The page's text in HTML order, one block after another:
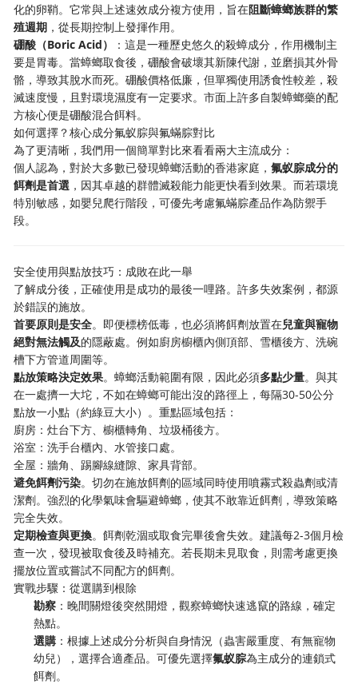
化的卵鞘。它常與上述速效成分複方使用，旨在阻斷蟑螂族群的繁
殖週期 ，從長期控制上發揮作用。
硼酸（Boric Acid）
：這是一種歷史悠久的殺蟑成分，作用機制主
要是胃毒。當蟑螂取食後，硼酸會破壞其新陳代謝，並磨損其外骨
骼，導致其脫水而死。硼酸價格低廉，但單獨使用誘食性較差，殺
滅速度慢，且對環境濕度有一定要求。市面上許多自製蟑螂藥的配
方核心便是硼酸混合餌料。
如何選擇？核心成分氟蚁腙與氟蟎腙對比
為了更清晰，我們用一個簡單對比來看看兩大主流成分：
個人認為，對於大多數已發現蟑螂活動的香港家庭，氟蚁腙成分的
餌劑是首選 ，因其卓越的群體滅殺能力能更快看到效果。而若環境
特別敏感，如嬰兒爬行階段，可優先考慮氟蟎腙產品作為防禦手
段。
安全使用與點放技巧：成敗在此一舉
了解成分後，正確使用是成功的最後一哩路。許多失效案例，都源
於錯誤的施放。
首要原則是安全。即便標榜低毒，也必須將餌劑放置在兒童與寵物
絕對無法觸及的隱蔽處。例如廚房櫥櫃內側頂部、雪櫃後方、洗碗
槽下方管道周圍等。
點放策略決定效果。蟑螂活動範圍有限，因此必須多點少量。與其
在一處擠一大坨，不如在蟑螂可能出沒的路徑上，每隔30-50公分
點放一小點（約綠豆大小）。重點區域包括：
廚房：灶台下方、櫥櫃轉角、垃圾桶後方。
浴室：洗手台櫃內、水管接口處。
全屋：牆角、踢腳線縫隙、家具背部。
避免餌劑污染。切勿在施放餌劑的區域同時使用噴霧式殺蟲劑或清
潔劑。強烈的化學氣味會驅避蟑螂，使其不敢靠近餌劑，導致策略
完全失效。
定期檢查與更換。餌劑乾涸或取食完畢後會失效。建議每2-3個月檢
查一次，發現被取食後及時補充。若長期未見取食，則需考慮更換
擺放位置或嘗試不同配方的餌劑。
實戰步驟：從選購到根除
勘察 ：晚間關燈後突然開燈，觀察蟑螂快速逃竄的路線，確定
熱點。
選購 ：根據上述成分分析與自身情況（蟲害嚴重度、有無寵物
幼兒），選擇合適產品。可優先選擇氟蚁腙為主成分的連鎖式
餌劑。